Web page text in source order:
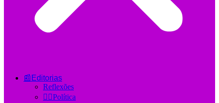
📰Editorias
Reflexões
👨‍⚕️Política